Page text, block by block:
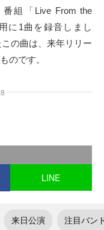
組「Live From the
に1曲を録音しまし
の曲は、来年リリー
のです。
LINE
来日公演 注目バン